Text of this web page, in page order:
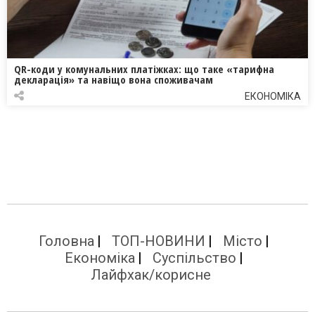
QR-коди у комунальних платіжках: що таке «тарифна
декларація» та навіщо вона споживачам
ЕКОНОМІКА
Головна ТОП-НОВИНИ
Місто
Економіка
Суспільство
Лайфхак/корисне